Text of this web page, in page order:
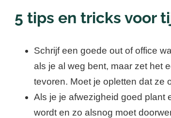
5 tips en tricks voor
Schrijf een goede out of office
als je al weg bent, maar zet het
tevoren. Moet je opletten dat ze
Als je je afwezigheid goed plant
wordt en zo alsnog moet